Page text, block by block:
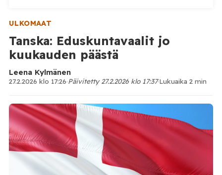
ULKOMAAT
Tanska: Eduskuntavaalit jo
kuukauden päästä
Leena Kylmänen
27.2.2026 klo 17:26·Päivitetty 27.2.2026 klo 17:37·Lukuaika 2 min